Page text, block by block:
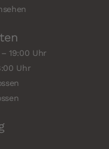
19:00 Uhr
Uhr